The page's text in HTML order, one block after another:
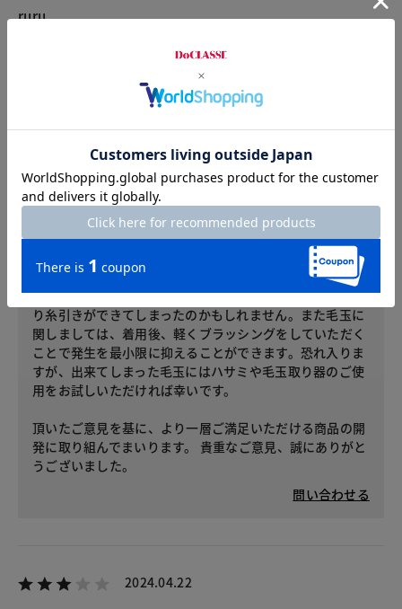
ruru
着るととてもいいんですけど、一度であちこち糸がつって、毛
玉が酷くて、悲しくなりました。
お客様サービスセンターからのコメント
レビューへのご投稿ありがとうございます。
この度は、残念な思いをさせてしまい申し訳ございませ
ん。
こちらのカーディガンはとろけるような肌ざわりのシルク
100%の非常に繊細な素材のため、引っ掛かりや摩擦によ
り糸引きができてしまったのかもしれません。また毛玉に
関しましては、着用後、軽くブラッシングをしていただく
ことで発生を最小限に抑えることができます。恐れ入りま
すが、出来てしまった毛玉にはハサミや毛玉取り器のご使
用をお試しいただければ幸いです。
頂いたご意見を基に、より一層ご満足いただける商品の開
発に取り組んでまいります。 貴重なご意見、誠にありがと
うございました。
問い合わせる
2024.04.22